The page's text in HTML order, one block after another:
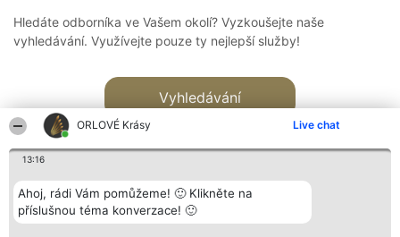
ORLOVÉ Krásy Live chat
13:16
Ahoj, rádi Vám pomůžeme! 🙂 Klikněte na
příslušnou téma konverzace! 🙂
Hledáte odborníka ve Vašem okolí? Vyzkoušejte naše
vyhledávání. Využívejte pouze ty nejlepší služby!
Vyhledávání